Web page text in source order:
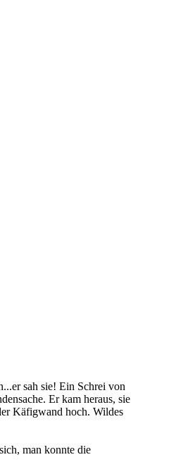
sah sie! Ein Schrei von
Er kam heraus, sie
Käfigwand hoch. Wildes
man konnte die